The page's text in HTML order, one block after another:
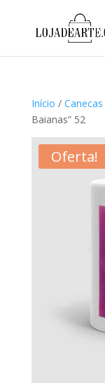
Início / Canecas
Baianas” 52
Oferta!